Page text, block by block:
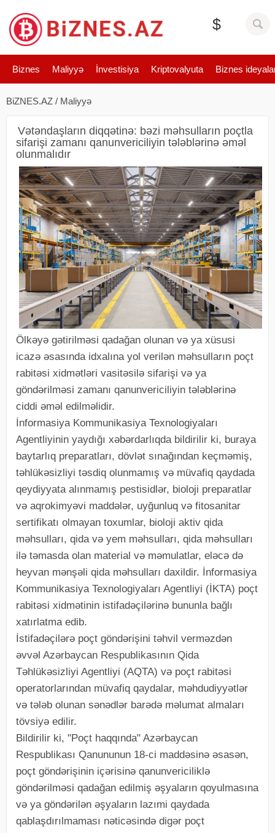
$
Biznes Maliyyə İnvestisiya Kriptovalyuta Biznes
BiZNES.AZ / Maliyyə
Vətəndaşların diqqətinə: bəzi məhsulların poçtla
sifarişi zamanı qanunvericiliyin tələblərinə əməl
olunmalıdır
Ölkəyə gətirilməsi qadağan olunan və ya xüsusi
icazə əsasında idxalına yol verilən məhsulların poçt
rabitəsi xidmətləri vasitəsilə sifarişi və ya
göndərilməsi zamanı qanunvericiliyin tələblərinə
ciddi əməl edilməlidir.
İnformasiya Kommunikasiya Texnologiyaları
Agentliyinin yaydığı xəbərdarlıqda bildirilir ki, buraya
baytarlıq preparatları, dövlət sınağından keçməmiş,
təhlükəsizliyi təsdiq olunmamış və müvafiq qaydada
qeydiyyata alınmamış pestisidlər, bioloji preparatlar
və aqrokimyəvi maddələr, uyğunluq və fitosanitar
sertifikatı olmayan toxumlar, bioloji aktiv qida
məhsulları, qida və yem məhsulları, qida məhsulları
ilə təmasda olan material və məmulatlar, eləcə də
heyvan mənşəli qida məhsulları daxildir. İnformasiya
Kommunikasiya Texnologiyaları Agentliyi (İKTA) poçt
rabitəsi xidmətinin istifadəçilərinə bununla bağlı
xatırlatma edib.
İstifadəçilərə poçt göndərişini təhvil verməzdən
əvvəl Azərbaycan Respublikasının Qida
Təhlükəsizliyi Agentliyi (AQTA) və poçt rabitəsi
operatorlarından müvafiq qaydalar, məhdudiyyətlər
və tələb olunan sənədlər barədə məlumat almaları
tövsiyə edilir.
Bildirilir ki, "Poçt haqqında" Azərbaycan
Respublikası Qanununun 18-ci maddəsinə əsasən,
poçt göndərişinin içərisinə qanunvericiliklə
göndərilməsi qadağan edilmiş əşyaların qoyulmasına
və ya göndərilən əşyaların lazımi qaydada
qablaşdırılmaması nəticəsində digər poçt